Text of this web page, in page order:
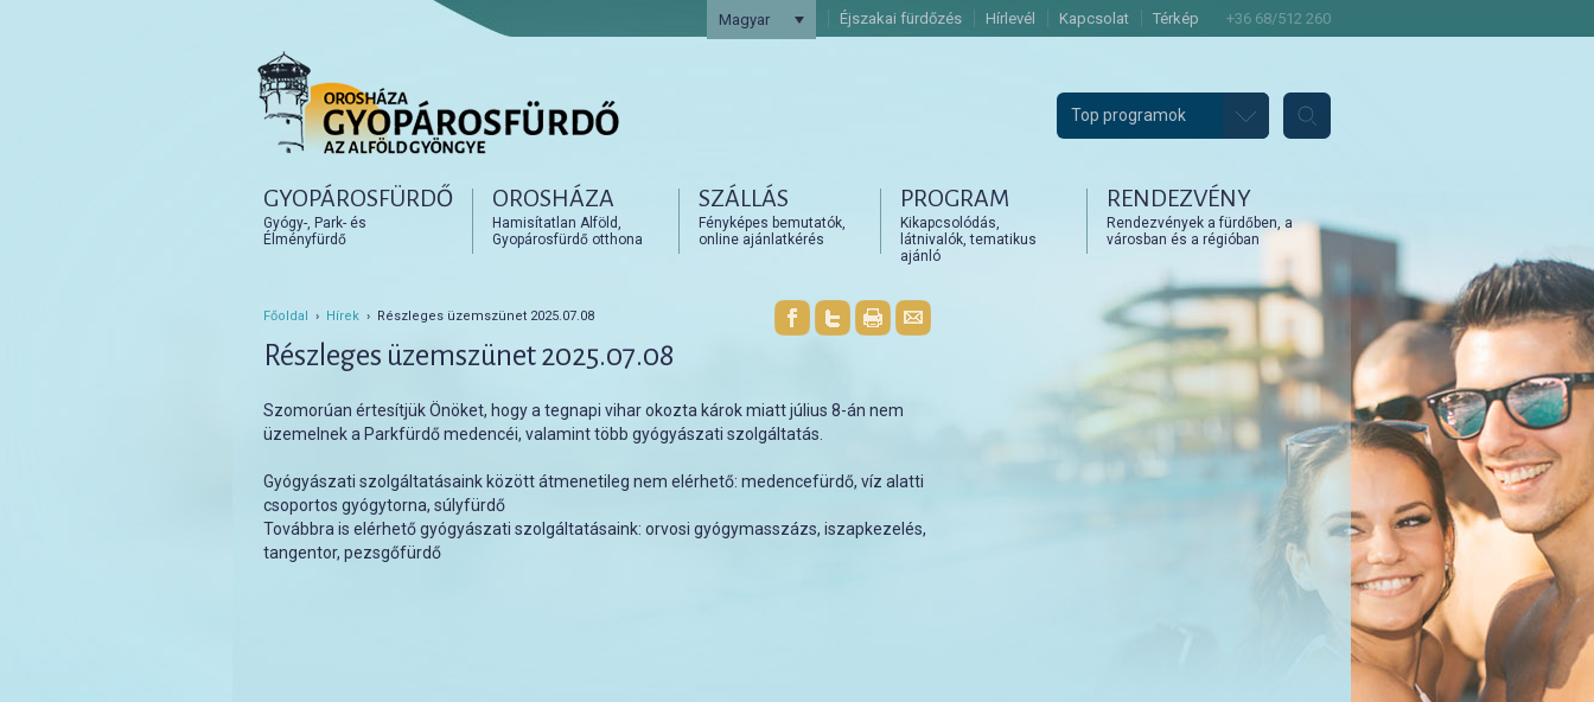
Magyar Éjszakai fürdőzés Hírlevél Kapcsolat Térkép +36 68/512 260
Top programok
Tovább az elsődleges tartalomra
Tovább a másodlagos tartalomra
GYOPÁROSFÜRDŐ
Gyógy-, Park- és
Élményfürdő
OROSHÁZA
Hamisítatlan Alföld,
Gyopárosfürdő otthona
SZÁLLÁS
Fényképes bemutatók,
online ajánlatkérés
PROGRAM
Kikapcsolódás,
látnivalók, tematikus
ajánló
RENDEZVÉNY
Rendezvények a fürdőben, a
városban és a régióban
Főoldal › Hírek › Részleges üzemszünet 2025.07.08
Részleges üzemszünet 2025.07.08
Szomorúan értesítjük Önöket, hogy a tegnapi vihar okozta károk miatt július 8-án nem
üzemelnek a Parkfürdő medencéi, valamint több gyógyászati szolgáltatás.
Gyógyászati szolgáltatásaink között átmenetileg nem elérhető: medencefürdő, víz alatti
csoportos gyógytorna, súlyfürdő
Továbbra is elérhető gyógyászati szolgáltatásaink: orvosi gyógymasszázs, iszapkezelés,
tangentor, pezsgőfürdő